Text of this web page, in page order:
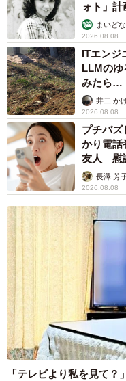
ォト」
む」まいど
2026.08.08
ITエン
LLMのゆ
みたら…
るか井二 か
2026.08.08
プチバ
かり電話
友人 慰
解説】
長澤 芳
2026.08.08
「テレビより私を見て